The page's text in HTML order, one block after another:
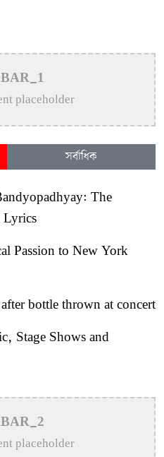
placeholder
সর্বাধিক
The
Lyrics
Passion to New York
bottle thrown at concert
Stage Shows and
Sen
Khan: A Poetic Voice
placeholder